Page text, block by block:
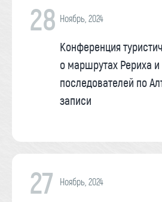
28 Ноябрь, 2024
Конференция
о маршрутах Рериха и
последователей по
записи
27 Ноябрь, 2024